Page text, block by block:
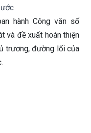
hành Công văn số
và đề xuất hoàn thiện
trương, đường lối của